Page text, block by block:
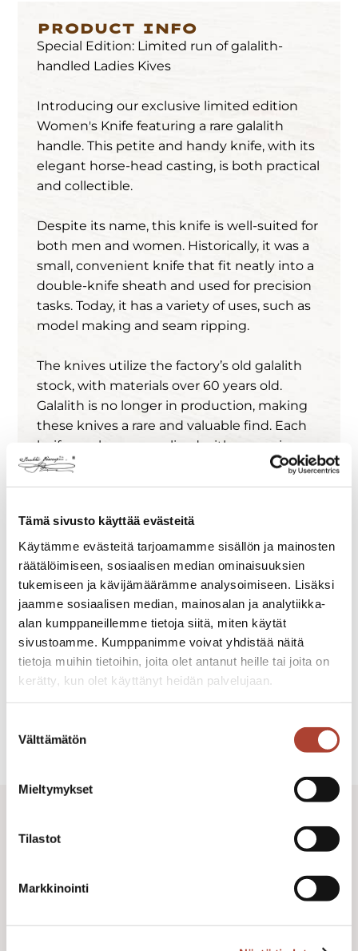
Tämä sivusto käyttää evästeitä
Käytämme evästeitä tarjoamamme sisällön ja mainosten
räätälöimiseen, sosiaalisen median ominaisuuksien
tukemiseen ja kävijämäärämme analysoimiseen. Lisäksi
jaamme sosiaalisen median, mainosalan ja analytiikka-
alan kumppaneillemme tietoja siitä, miten käytät
sivustoamme. Kumppanimme voivat yhdistää näitä
tietoja muihin tietoihin, joita olet antanut heille tai joita on
kerätty, kun olet käyttänyt heidän palvelujaan.
valinta
Välttämätön
Mieltymykset
Tilastot
Markkinointi
PRODUCT INFO
Special Edition: Limited run of galalith-
handled Ladies Kives
Introducing our exclusive limited edition
Women's Knife featuring a rare galalith
handle. This petite and handy knife, with its
elegant horse-head casting, is both practical
and collectible.
Despite its name, this knife is well-suited for
both men and women. Historically, it was a
small, convenient knife that fit neatly into a
double-knife sheath and used for precision
tasks. Today, it has a variety of uses, such as
model making and seam ripping.
The knives utilize the factory’s old galalith
stock, with materials over 60 years old.
Galalith is no longer in production, making
these knives a rare and valuable find. Each
knife can be personalized with engraving,
such as the owner’s name.
remarkable addition to any collection.
Total length:15,5 cm,knife length: 12,5 cm,
blade length:6 cm.
Weight:26 grams
Blade material:Polished carbon steel
Handle material:Galalith, brass
MAINTENANCE